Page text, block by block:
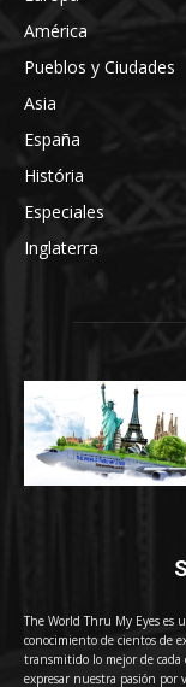
América
Pueblos y Ciudades
Asia
España
História
Especiales
Inglaterra
The World Thru My Eyes es
conocimiento de cientos de
transmitido lo mejor de
expresar nuestra pasión por